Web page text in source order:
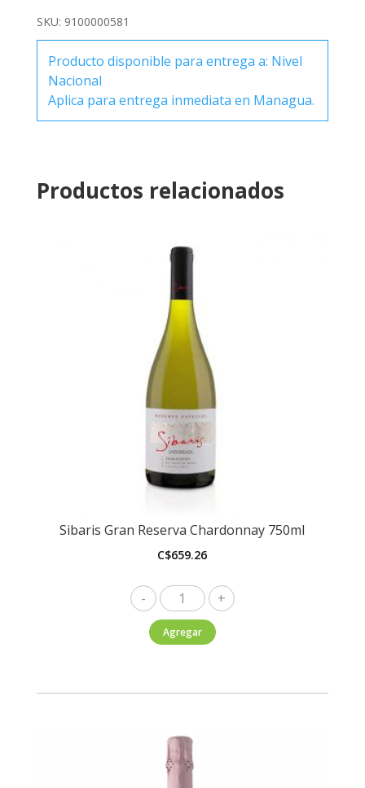
SKU: 9100000581
Producto disponible para entrega a: Nivel
Nacional
Aplica para entrega inmediata en Managua.
Productos relacionados
Sibaris Gran Reserva Chardonnay 750ml
C$659.26
Sibaris
Gran
Reserva
Agregar